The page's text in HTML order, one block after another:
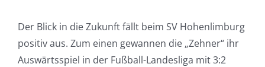
Der Blick in die Zukunft fällt beim SV Hohenlimburg
positiv aus. Zum einen gewannen die „Zehner“ ihr
Auswärtsspiel in der Fußball-Landesliga mit 3:2